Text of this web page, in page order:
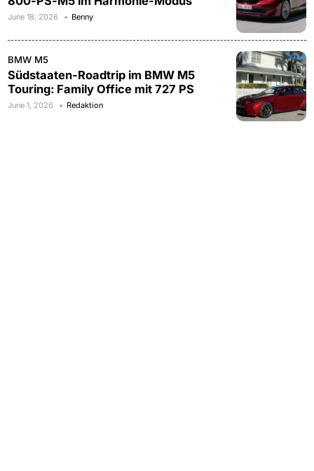
June 18, 2026 Benny
BMW M5
Südstaaten-Roadtrip im BMW M5
Touring: Family Office mit 727 PS
June 1, 2026 Redaktion